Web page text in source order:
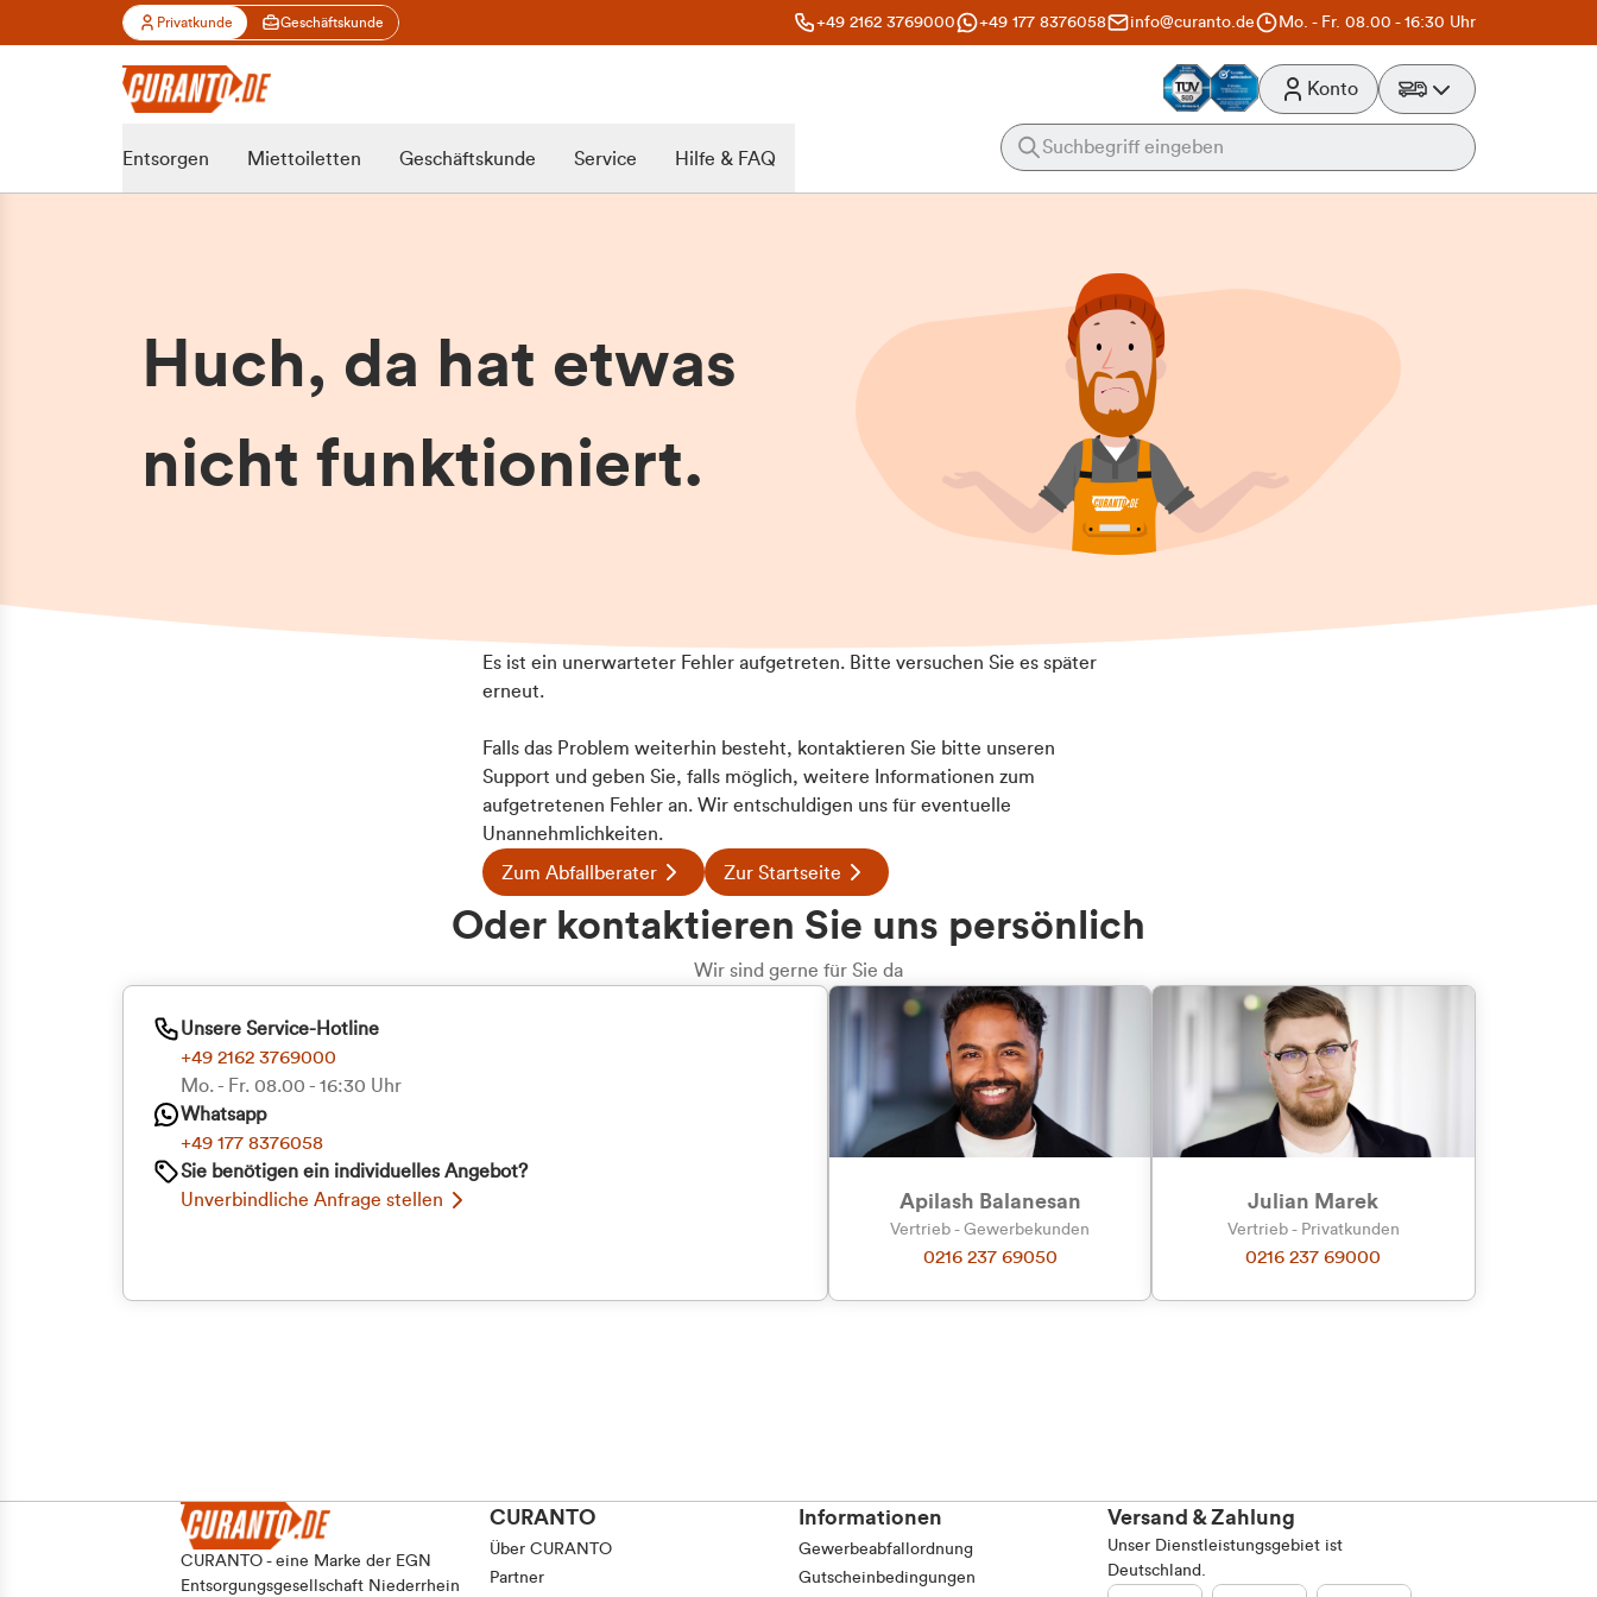
Privatkunde Geschäftskunde +49 2162 3769000 +49 177 8376058 info@curanto.de Mo. - Fr. 08.00 - 16:30 Uhr
Zu welcher
Kundengruppe
Konto
Entsorgen Miettoiletten Geschäftskunde Service Hilfe & FAQ
Huch, da hat etwas
nicht funktioniert.
Es ist ein unerwarteter Fehler aufgetreten. Bitte versuchen Sie es später
erneut.
Falls das Problem weiterhin besteht, kontaktieren Sie bitte unseren
Support und geben Sie, falls möglich, weitere Informationen zum
aufgetretenen Fehler an. Wir entschuldigen uns für eventuelle
Unannehmlichkeiten.
Zum Abfallberater Zur Startseite
Oder kontaktieren Sie uns persönlich
Wir sind gerne für Sie da
Unsere Service-Hotline
+49 2162 3769000
Mo. - Fr. 08.00 - 16:30 Uhr
Whatsapp
+49 177 8376058
Sie benötigen ein individuelles Angebot?
Unverbindliche Anfrage stellen
Apilash Balanesan
Vertrieb - Gewerbekunden
0216 237 69050
Julian Marek
Vertrieb - Privatkunden
0216 237 69000
CURANTO - eine Marke der EGN
Entsorgungsgesellschaft Niederrhein
CURANTO
Über CURANTO
Partner
Informationen
Gewerbeabfallordnung
Gutscheinbedingungen
Versand & Zahlung
Unser Dienstleistungsgebiet ist
Deutschland.